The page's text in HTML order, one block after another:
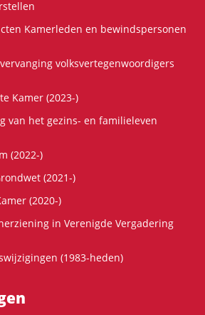
Kamerleden en bewindspersonen
volksvertegenwoordigers
Kamer (2023-)
van het gezins- en familieleven
(2022-)
(2021-)
(2020-)
in Verenigde Vergadering
(1983-heden)